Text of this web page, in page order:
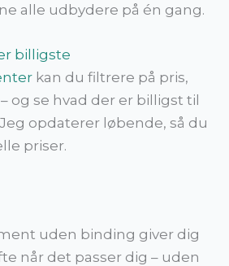
alle udbydere på én gang.
billigste
kan du filtrere på pris,
og se hvad der er billigst til
opdaterer løbende, så du
priser.
uden binding giver dig
når det passer dig – uden